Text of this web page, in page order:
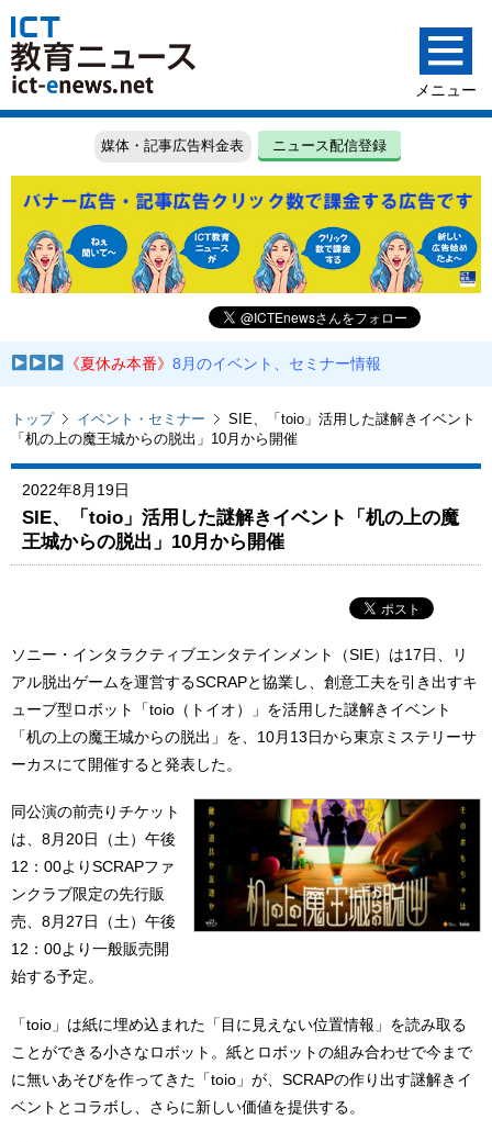
媒体・記事広告料金表 ニュース配信登録
《夏休み本番》8月のイベント、セミナー情報
トップ イベント・セミナー
SIE、「toio」活用した謎解きイベント
「机の上の魔王城からの脱出」10月から開催
2022年8月19日
SIE、「toio」活用した謎解きイベント「机の上の魔
王城からの脱出」10月から開催
ソニー・インタラクティブエンタテインメント（SIE）は17日、リ
アル脱出ゲームを運営するSCRAPと協業し、創意工夫を引き出すキ
ューブ型ロボット「toio（トイオ）」を活用した謎解きイベント
「机の上の魔王城からの脱出」を、10月13日から東京ミステリーサ
ーカスにて開催すると発表した。
同公演の前売りチケット
は、8月20日（土）午後
12：00よりSCRAPファ
ンクラブ限定の先行販
売、8月27日（土）午後
12：00より一般販売開
始する予定。
「toio」は紙に埋め込まれた「目に見えない位置情報」を読み取る
ことができる小さなロボット。紙とロボットの組み合わせで今まで
に無いあそびを作ってきた「toio」が、SCRAPの作り出す謎解きイ
ベントとコラボし、さらに新しい価値を提供する。